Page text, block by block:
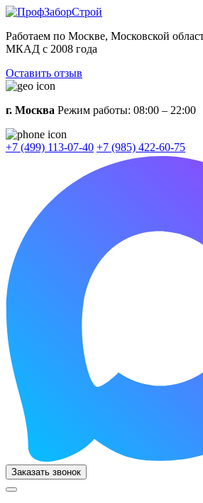
Работаем по Москве, Московской
МКАД с 2008 года
Оставить отзыв
г. Москва Режим работы: 08:00 – 22:00
+7 (499) 113-07-40 +7 (985) 422-60-75
Заказать звонок